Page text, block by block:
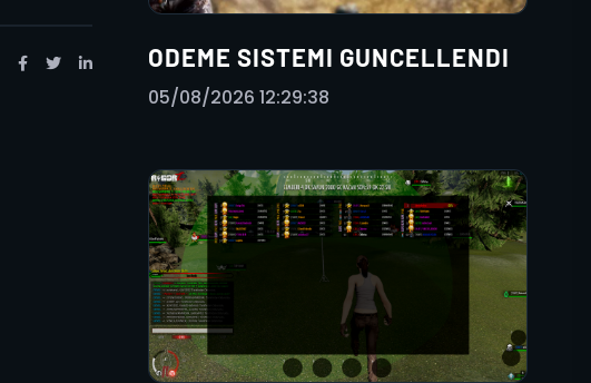
ODEME SISTEMI GUNCELLENDI
05/08/2026 12:29:38